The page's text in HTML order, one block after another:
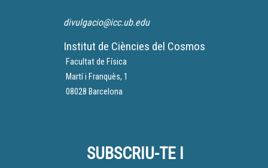
divulgacio@icc.ub.edu
Institut de Ciències del Cosmos
Facultat de Física
Martí i Franquès, 1
08028 Barcelona
SUBSCRIU-TE I